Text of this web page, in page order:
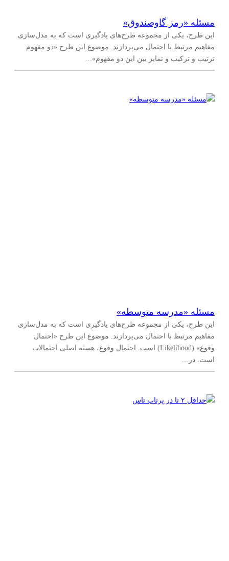
مسئله‌ «رمز گاوصندوق»
این طرح، یکی از مجموعه طرح‌های یادگیری است که به مدل‌سازی
مفاهیم مرتبط با احتمال می‌پردازند. موضوع این طرح «دو مفهوم
ترتیب و ترکیب و تمایز بین این دو مفهوم»…
مسئله «مدرسه متوسطه»
این طرح، یکی از مجموعه طرح‌های یادگیری است که به مدل‌سازی
مفاهیم مرتبط با احتمال می‌پردازند. موضوع این طرح «احتمال
وقوع» (Likelihood) است. احتمال وقوع، هسته اصلی احتمالات
است. در…